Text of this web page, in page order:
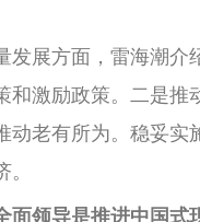
展方面，雷海潮介
和激励政策。二是
动老有所为。稳妥
面领导是推进中国式